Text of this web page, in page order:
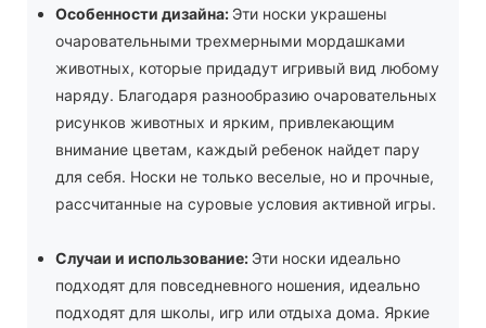
Особенности дизайна: Эти носки украшены
очаровательными трехмерными мордашками
животных, которые придадут игривый вид любому
наряду. Благодаря разнообразию очаровательных
рисунков животных и ярким, привлекающим
внимание цветам, каждый ребенок найдет пару
для себя. Носки не только веселые, но и прочные,
рассчитанные на суровые условия активной игры.
Случаи и использование: Эти носки идеально
подходят для повседневного ношения, идеально
подходят для школы, игр или отдыха дома. Яркие